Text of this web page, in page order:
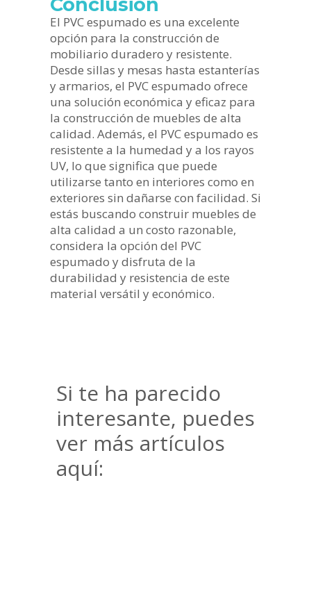
El PVC espumado es una excelente
opción para la construcción de
mobiliario duradero y resistente.
Desde sillas y mesas hasta estanterías
y armarios, el PVC espumado ofrece
una solución económica y eficaz para
la construcción de muebles de alta
calidad. Además, el PVC espumado es
resistente a la humedad y a los rayos
UV, lo que significa que puede
utilizarse tanto en interiores como en
exteriores sin dañarse con facilidad. Si
estás buscando construir muebles de
alta calidad a un costo razonable,
considera la opción del PVC
espumado y disfruta de la
durabilidad y resistencia de este
material versátil y económico.
Si te ha parecido
interesante, puedes
ver más artículos
aquí: